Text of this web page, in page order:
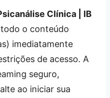
Clínica | IB
o conteúdo
imediatamente
de acesso. A
seguro,
ao iniciar sua